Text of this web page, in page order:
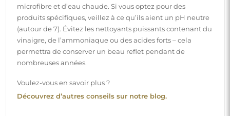
microfibre et d’eau chaude. Si vous optez pour des
produits spécifiques, veillez à ce qu’ils aient un pH neutre
(autour de 7). Évitez les nettoyants puissants contenant du
vinaigre, de l’ammoniaque ou des acides forts – cela
permettra de conserver un beau reflet pendant de
nombreuses années.
Voulez-vous en savoir plus ?
Découvrez d’autres conseils sur notre blog.